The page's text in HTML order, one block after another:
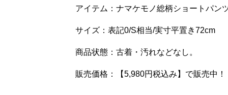
アイテム：ナマケモノ総柄ショートパン
サイズ：表記0/S相当/実寸平置き72cm
商品状態：古着・汚れなどなし。
販売価格：【5,980円税込み】で販売中！